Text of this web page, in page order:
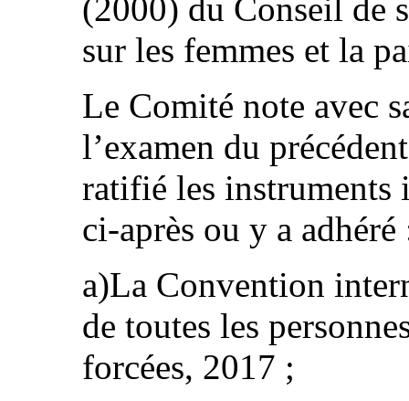
(2000) du Conseil de
sur les femmes et la
Le Comité note avec
l’examen du
ratifié les instruments
ci-après ou y a adhéré
a)La Convention
de toutes les
forcées, 2017 ;